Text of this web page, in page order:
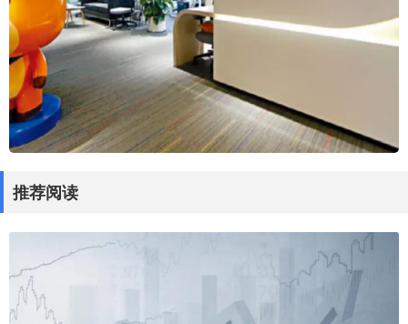
推荐阅读